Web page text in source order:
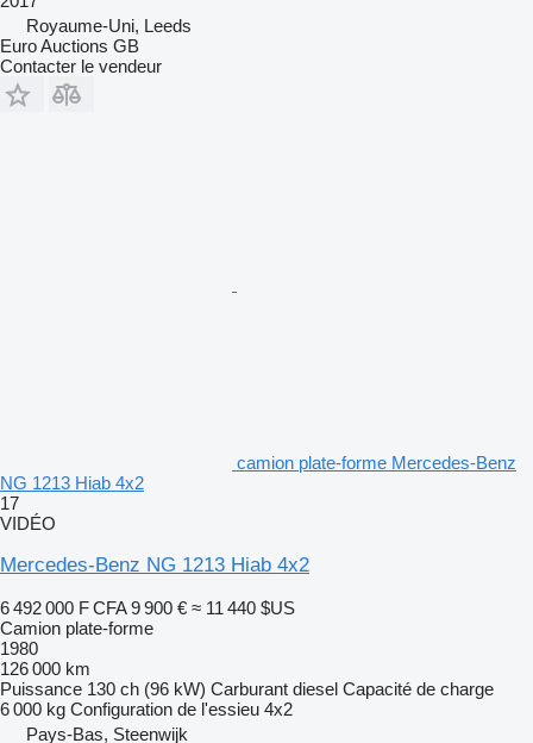
Royaume-Uni, Leeds
Euro Auctions GB
Contacter le vendeur
camion plate-forme Mercedes-Benz
NG 1213 Hiab 4x2
17
VIDÉO
Mercedes-Benz NG 1213 Hiab 4x2
6 492 000 F CFA 9 900 € ≈ 11 440 $US
Camion plate-forme
1980
126 000 km
Puissance 130 ch (96 kW) Carburant diesel Capacité de charge
6 000 kg Configuration de l'essieu 4x2
Pays-Bas, Steenwijk